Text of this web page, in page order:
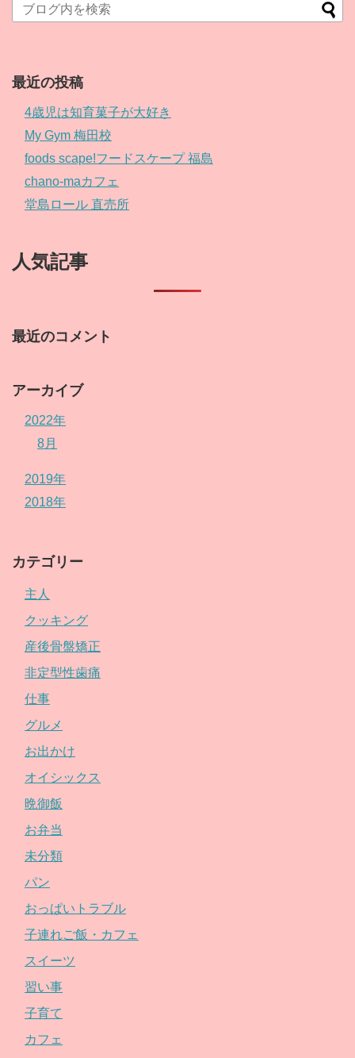
最近の投稿
4歳児は知育菓子が大好き
My Gym 梅田校
foods scape!フードスケープ 福島
chano-maカフェ
堂島ロール 直売所
人気記事
最近のコメント
アーカイブ
2022年
8月
2019年
2018年
カテゴリー
主人
クッキング
産後骨盤矯正
非定型性歯痛
仕事
グルメ
お出かけ
オイシックス
晩御飯
お弁当
未分類
パン
おっぱいトラブル
子連れご飯・カフェ
スイーツ
習い事
子育て
カフェ